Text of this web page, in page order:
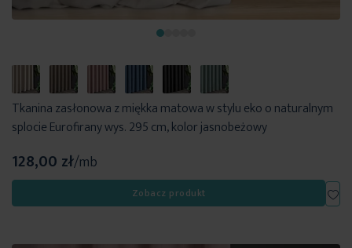
Tkanina zasłonowa z miękka matowa w stylu eko o naturalnym
splocie Eurofirany wys. 295 cm, kolor jasnobeżowy
128,00 zł/mb
Zobacz produkt